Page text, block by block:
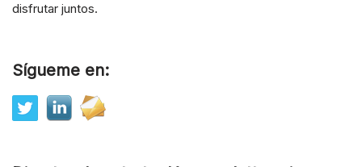
disfrutar juntos.
Sígueme en: